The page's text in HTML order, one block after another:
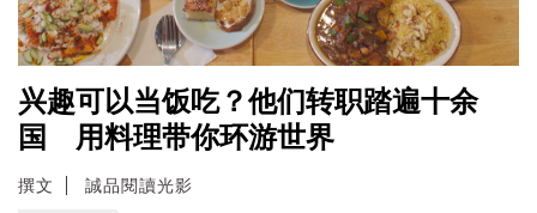
兴趣可以当饭吃？他们转职踏遍十余
国 用料理带你环游世界
撰文 誠品閱讀光影